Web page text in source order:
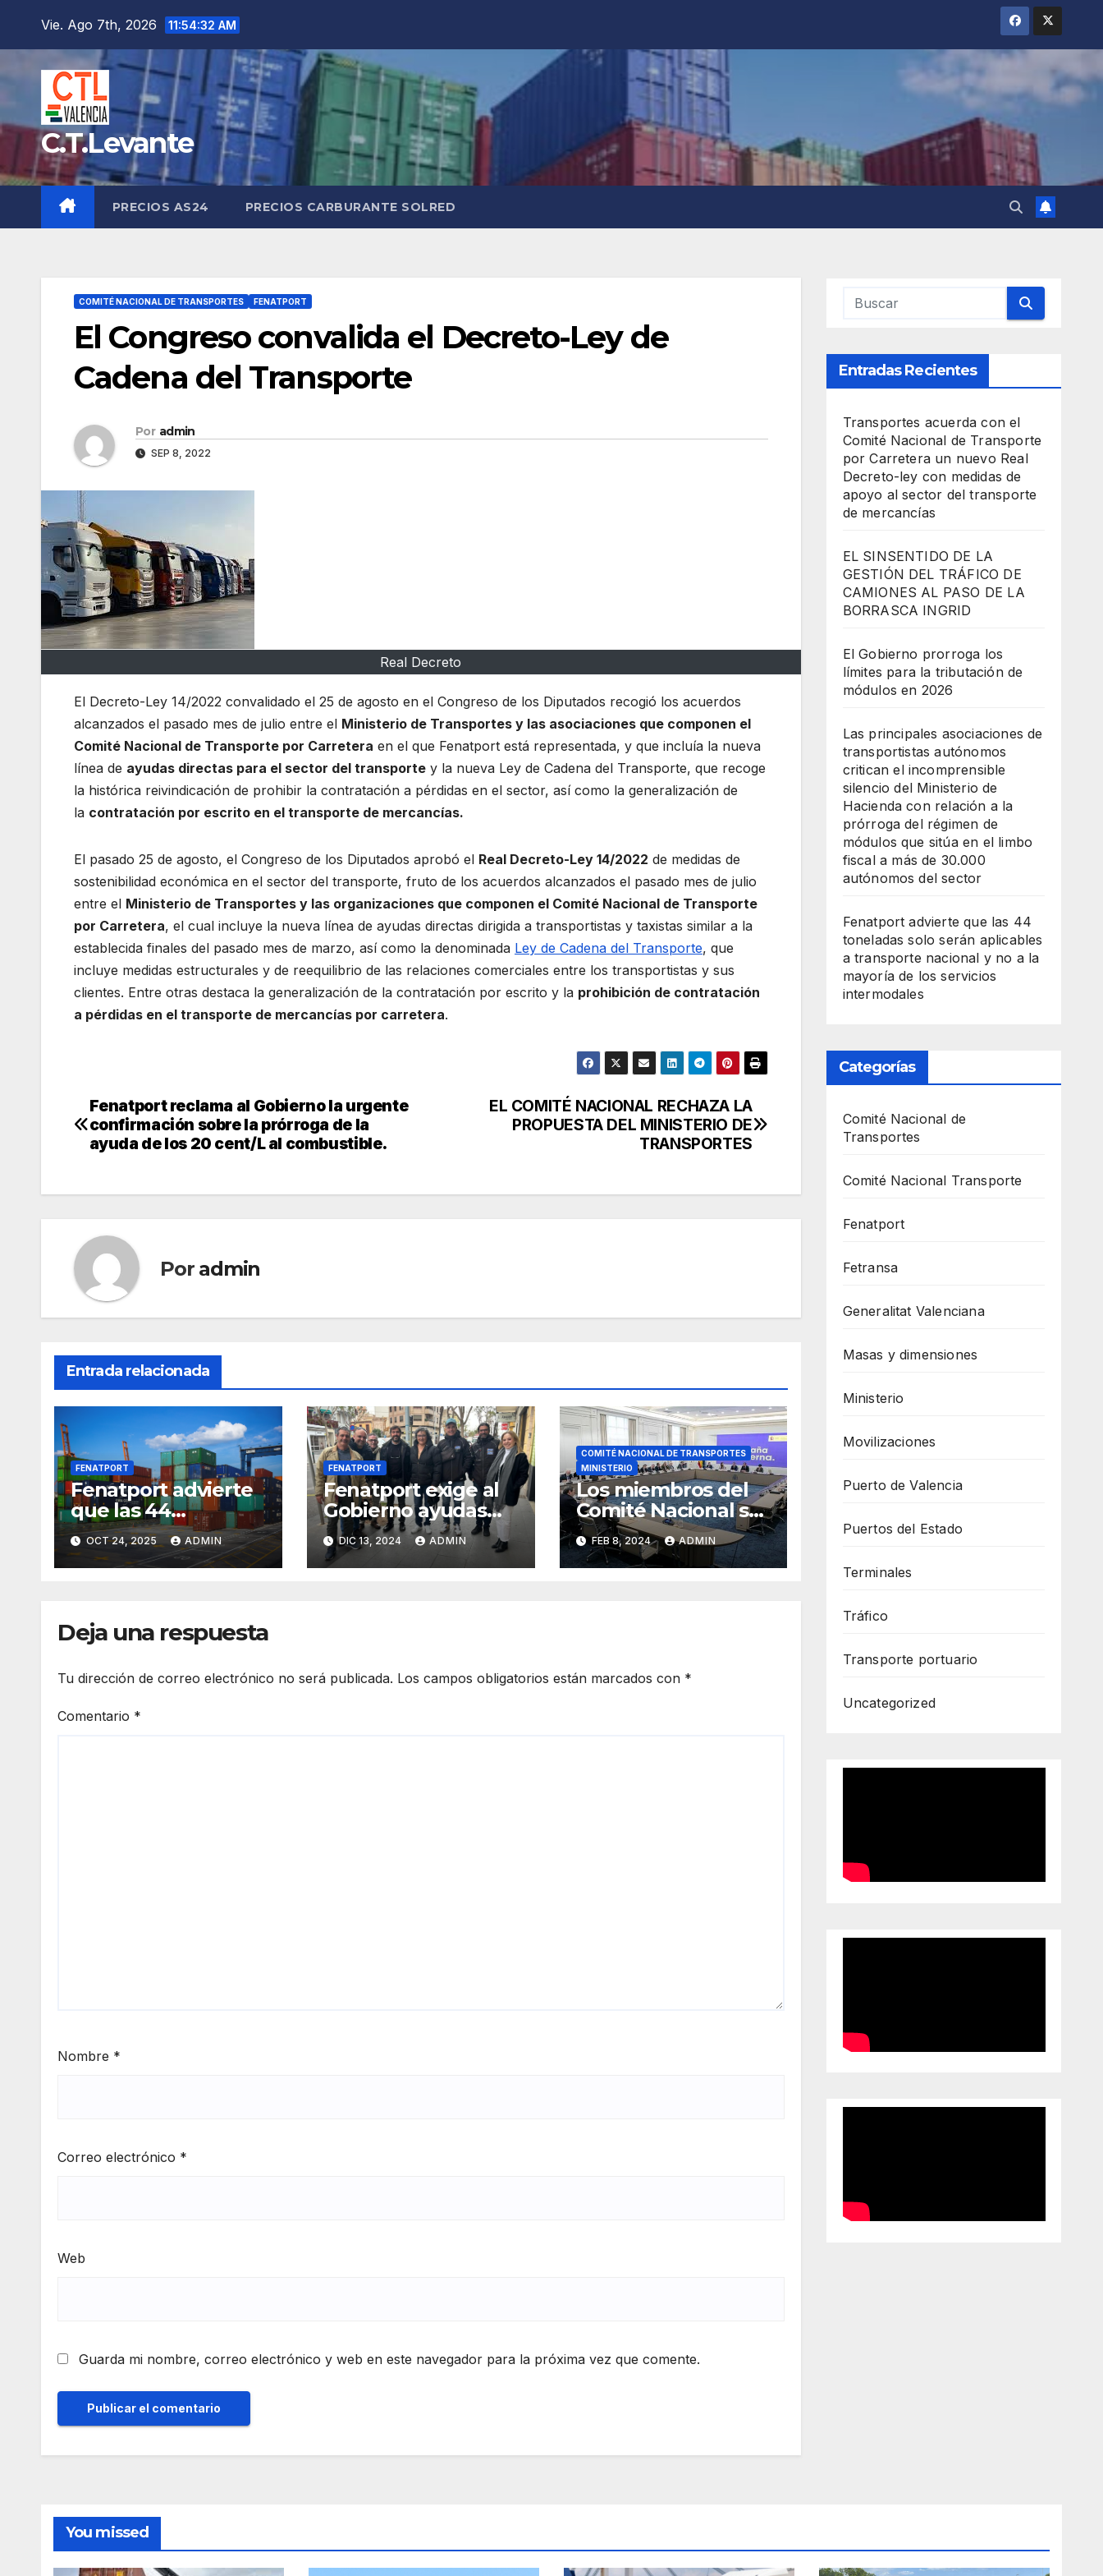
Vie. Ago 7th, 2026 11:54:33 AM
C.T.Levante
PRECIOS AS24 PRECIOS CARBURANTE SOLRED
COMITÉ NACIONAL DE TRANSPORTES FENATPORT
El Congreso convalida el Decreto-Ley de
Cadena del Transporte
Por admin
SEP 8, 2022
Real Decreto
El Decreto-Ley 14/2022 convalidado el 25 de agosto en el Congreso de los Diputados recogió los acuerdos
alcanzados el pasado mes de julio entre el Ministerio de Transportes y las asociaciones que componen el
Comité Nacional de Transporte por Carretera en el que Fenatport está representada, y que incluía la nueva
línea de ayudas directas para el sector del transporte y la nueva Ley de Cadena del Transporte, que recoge
la histórica reivindicación de prohibir la contratación a pérdidas en el sector, así como la generalización de
la contratación por escrito en el transporte de mercancías.
El pasado 25 de agosto, el Congreso de los Diputados aprobó el Real Decreto-Ley 14/2022 de medidas de
sostenibilidad económica en el sector del transporte, fruto de los acuerdos alcanzados el pasado mes de julio
entre el Ministerio de Transportes y las organizaciones que componen el Comité Nacional de Transporte
por Carretera, el cual incluye la nueva línea de ayudas directas dirigida a transportistas y taxistas similar a la
establecida finales del pasado mes de marzo, así como la denominada Ley de Cadena del Transporte, que
incluye medidas estructurales y de reequilibrio de las relaciones comerciales entre los transportistas y sus
clientes. Entre otras destaca la generalización de la contratación por escrito y la prohibición de contratación
a pérdidas en el transporte de mercancías por carretera.
Navegación
de
EL COMITÉ NACIONAL RECHAZA LA
PROPUESTA DEL MINISTERIO DE
TRANSPORTES
Fenatport reclama al Gobierno la urgente
confirmación sobre la prórroga de la
ayuda de los 20 cent/L al combustible.
Por admin
Entrada relacionada
FENATPORT
Fenatport advierte
que las 44
toneladas solo
serán aplicables a
transporte nacional
intermodales
OCT 24, 2025 ADMIN
FENATPORT
Fenatport exige al
Gobierno ayudas
urgentes para la
reparación y
sustitución de
DIC 13, 2024 ADMIN
COMITÉ NACIONAL DE TRANSPORTES
MINISTERIO
Los miembros del
Comité Nacional se
reúnen con el
Ministro de
Transportes
FEB 8, 2024 ADMIN
Deja una respuesta
Tu dirección de correo electrónico no será publicada. Los campos obligatorios están marcados con *
Comentario *
Nombre *
Correo electrónico *
Web
Guarda mi nombre, correo electrónico y web en este navegador para la próxima vez que comente.
Entradas Recientes
Transportes acuerda con el
Comité Nacional de Transporte
por Carretera un nuevo Real
Decreto-ley con medidas de
apoyo al sector del transporte
de mercancías
EL SINSENTIDO DE LA
GESTIÓN DEL TRÁFICO DE
CAMIONES AL PASO DE LA
BORRASCA INGRID
El Gobierno prorroga los
límites para la tributación de
módulos en 2026
Las principales asociaciones de
transportistas autónomos
critican el incomprensible
silencio del Ministerio de
Hacienda con relación a la
prórroga del régimen de
módulos que sitúa en el limbo
fiscal a más de 30.000
autónomos del sector
Fenatport advierte que las 44
toneladas solo serán aplicables
a transporte nacional y no a la
mayoría de los servicios
intermodales
Categorías
Comité Nacional de
Transportes
Comité Nacional Transporte
Fenatport
Fetransa
Generalitat Valenciana
Masas y dimensiones
Ministerio
Movilizaciones
Puerto de Valencia
Puertos del Estado
Terminales
Tráfico
Transporte portuario
Uncategorized
You missed